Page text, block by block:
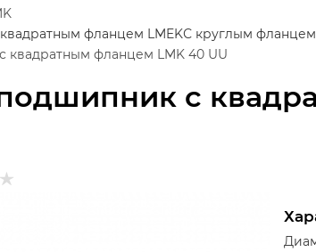
с
фланцем LMEKС круглым фланцем
фланцем LMK 40 UU